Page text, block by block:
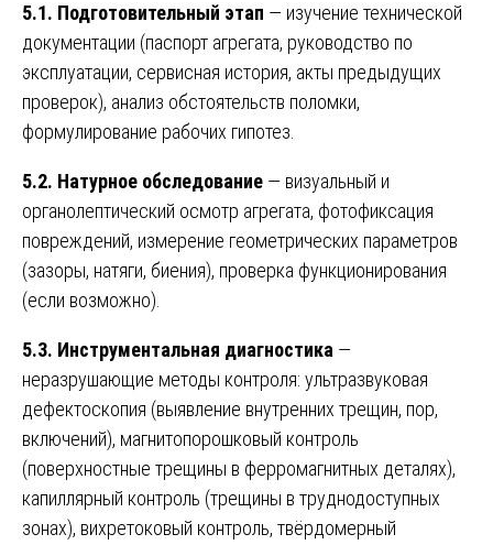
5.1. Подготовительный этап — изучение технической
документации (паспорт агрегата, руководство по
эксплуатации, сервисная история, акты предыдущих
проверок), анализ обстоятельств поломки,
формулирование рабочих гипотез.
5.2. Натурное обследование — визуальный и
органолептический осмотр агрегата, фотофиксация
повреждений, измерение геометрических параметров
(зазоры, натяги, биения), проверка функционирования
(если возможно).
5.3. Инструментальная диагностика —
неразрушающие методы контроля: ультразвуковая
дефектоскопия (выявление внутренних трещин, пор,
включений), магнитопорошковый контроль
(поверхностные трещины в ферромагнитных деталях),
капиллярный контроль (трещины в труднодоступных
зонах), вихретоковый контроль, твёрдомерный